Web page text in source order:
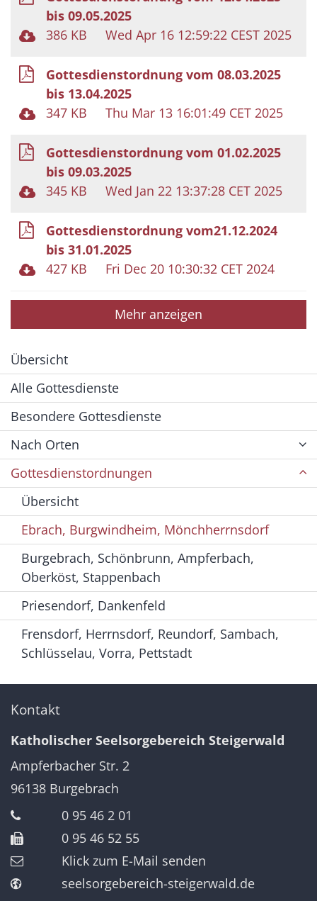
bis 09.05.2025
386 KB
Wed Apr 16 12:59:22 CEST 2025
Gottesdienstordnung vom 08.03.2025
bis 13.04.2025
347 KB
Thu Mar 13 16:01:49 CET 2025
Gottesdienstordnung vom 01.02.2025
bis 09.03.2025
345 KB
Wed Jan 22 13:37:28 CET 2025
Gottesdienstordnung vom21.12.2024
bis 31.01.2025
427 KB
Fri Dec 20 10:30:32 CET 2024
Mehr anzeigen
Übersicht
Alle Gottesdienste
Besondere Gottesdienste
Nach Orten
Gottesdienstordnungen
Übersicht
Ebrach, Burgwindheim, Mönchherrnsdorf
Burgebrach, Schönbrunn, Ampferbach,
Oberköst, Stappenbach
Priesendorf, Dankenfeld
Frensdorf, Herrnsdorf, Reundorf, Sambach,
Schlüsselau, Vorra, Pettstadt
Kontakt
Katholischer Seelsorgebereich Steigerwald
Ampferbacher Str. 2
96138 Burgebrach
0 95 46 2 01
0 95 46 52 55
Klick zum E-Mail senden
seelsorgebereich-steigerwald.de